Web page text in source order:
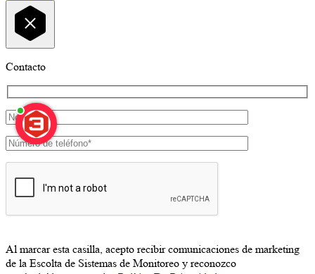
Contacto
Al marcar esta casilla, acepto recibir comunicaciones de marketing
de la Escolta de Sistemas de Monitoreo y reconozco